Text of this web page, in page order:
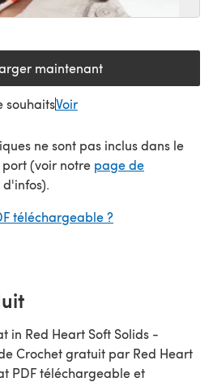
maintenant
(s'ouvre dans un nouvel
souhaitsVoir
ne sont pas inclus dans le
(voir notre page de
un nouvel onglet)
téléchargeable ?
in Red Heart Soft Solids -
par Red Heart
PDF téléchargeable et